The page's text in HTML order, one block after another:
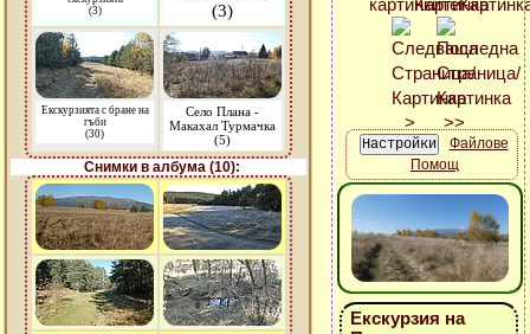
(3)
(3)
Екскурзията с бране на
гъби
(30)
Село Плана -
Макахал Турмачка
(5)
Снимки в албума (10):
Файлове
Помощ
Екскурзия на